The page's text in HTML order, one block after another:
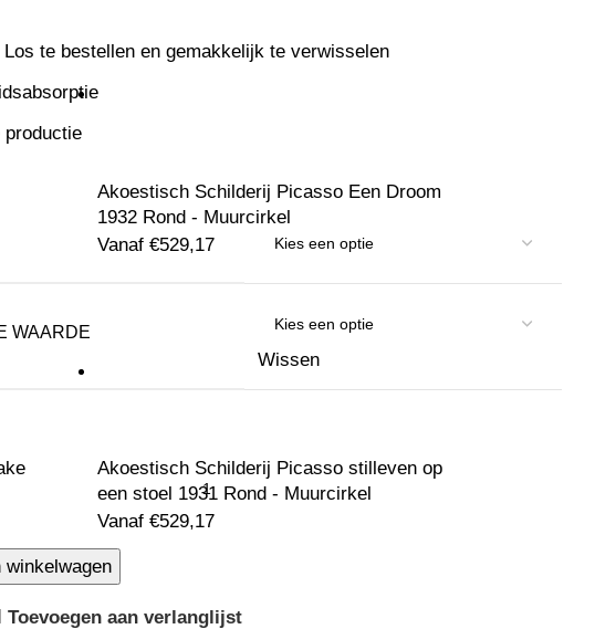
Los te bestellen en gemakkelijk te verwisselen
productie
WAARDE
Wissen
winkelwagen
Toevoegen aan verlanglijst
Akoestisch Schilderij Picasso Een Droom
1932 Rond - Muurcirkel
Vanaf €529,17
Akoestisch Schilderij Picasso stilleven op
een stoel 1931 Rond - Muurcirkel
Vanaf €529,17